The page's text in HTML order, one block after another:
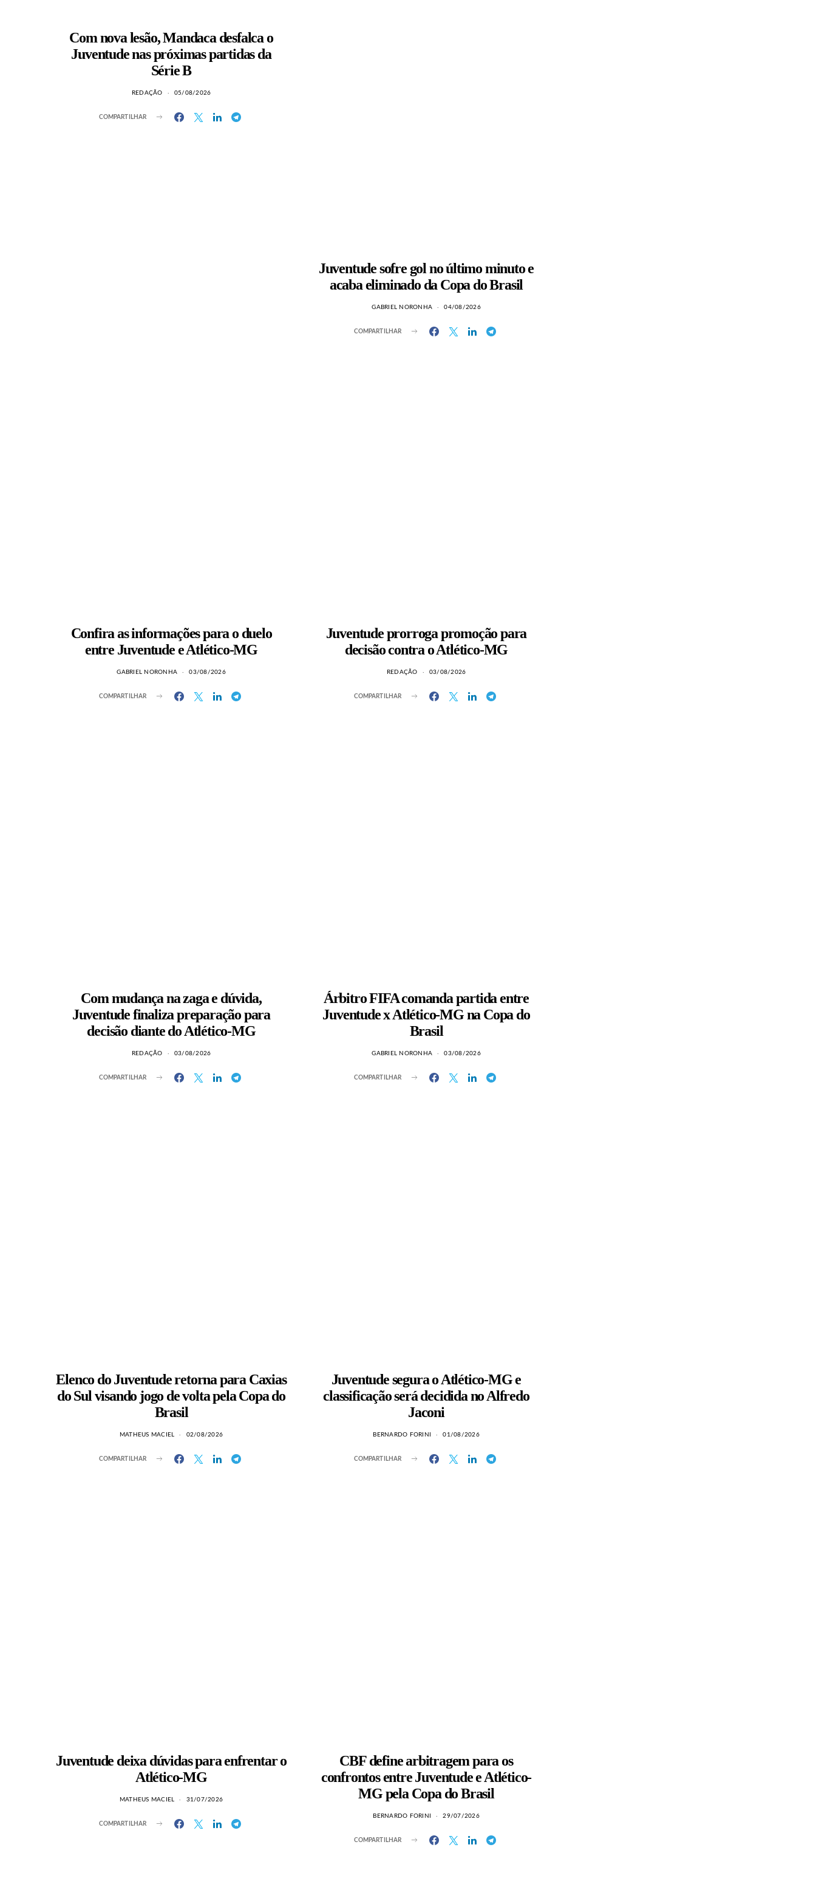
Com nova lesão, Mandaca desfalca o
Juventude nas próximas partidas da
Série B
REDAÇÃO 05/08/2026
COMPARTILHAR
Juventude sofre gol no último minuto e
acaba eliminado da Copa do Brasil
GABRIEL NORONHA 04/08/2026
COMPARTILHAR
Confira as informações para o duelo
entre Juventude e Atlético-MG
GABRIEL NORONHA 03/08/2026
COMPARTILHAR
Juventude prorroga promoção para
decisão contra o Atlético-MG
REDAÇÃO 03/08/2026
COMPARTILHAR
Com mudança na zaga e dúvida,
Juventude finaliza preparação para
decisão diante do Atlético-MG
REDAÇÃO 03/08/2026
COMPARTILHAR
Árbitro FIFA comanda partida entre
Juventude x Atlético-MG na Copa do
Brasil
GABRIEL NORONHA 03/08/2026
COMPARTILHAR
Elenco do Juventude retorna para Caxias
do Sul visando jogo de volta pela Copa do
Brasil
MATHEUS MACIEL 02/08/2026
COMPARTILHAR
Juventude segura o Atlético-MG e
classificação será decidida no Alfredo
Jaconi
BERNARDO FORINI 01/08/2026
COMPARTILHAR
Juventude deixa dúvidas para enfrentar o
Atlético-MG
MATHEUS MACIEL 31/07/2026
COMPARTILHAR
CBF define arbitragem para os
confrontos entre Juventude e Atlético-
MG pela Copa do Brasil
BERNARDO FORINI 29/07/2026
COMPARTILHAR